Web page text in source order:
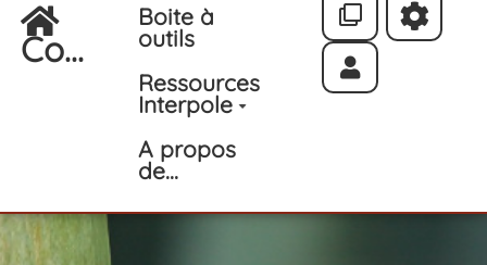
Co...
Boite à
outils
Ressources
Interpole
A propos
de...